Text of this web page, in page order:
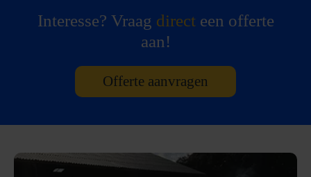
Interesse? Vraag directeen offerte
aan!
Offerte aanvragen